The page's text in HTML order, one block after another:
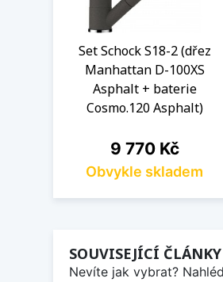
Set Schock S18-2 (dřez
Manhattan D-100XS
Asphalt + baterie
Cosmo.120 Asphalt)
Cena
9 770 Kč
Obvykle skladem
SOUVISEJÍCÍ
Nevíte jak vybrat?